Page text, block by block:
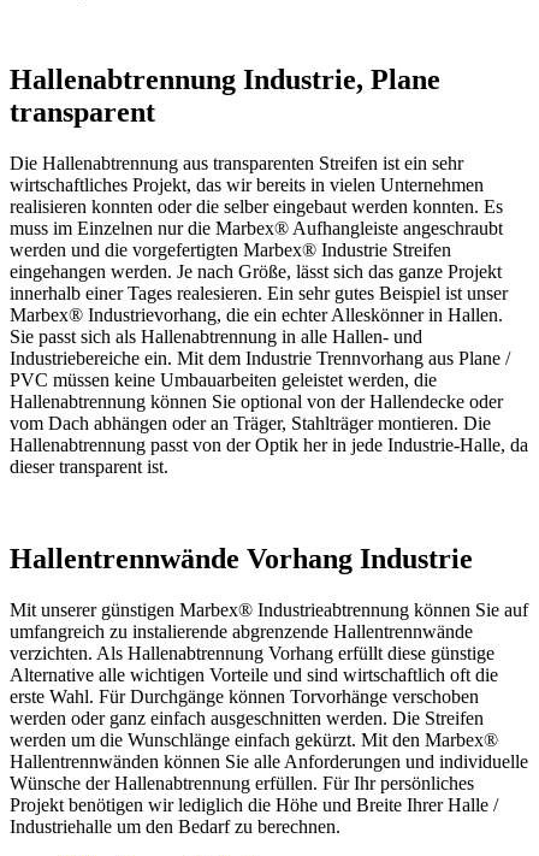
Hallenabtrennung Industrie, Plane
transparent
Die Hallenabtrennung aus transparenten Streifen ist ein sehr
wirtschaftliches Projekt, das wir bereits in vielen Unternehmen
realisieren konnten oder die selber eingebaut werden konnten. Es
muss im Einzelnen nur die Marbex® Aufhangleiste angeschraubt
werden und die vorgefertigten Marbex® Industrie Streifen
eingehangen werden. Je nach Größe, lässt sich das ganze Projekt
innerhalb einer Tages realesieren. Ein sehr gutes Beispiel ist unser
Marbex® Industrievorhang, die ein echter Alleskönner in Hallen.
Sie passt sich als Hallenabtrennung in alle Hallen- und
Industriebereiche ein. Mit dem Industrie Trennvorhang aus Plane /
PVC müssen keine Umbauarbeiten geleistet werden, die
Hallenabtrennung können Sie optional von der Hallendecke oder
vom Dach abhängen oder an Träger, Stahlträger montieren. Die
Hallenabtrennung passt von der Optik her in jede Industrie-Halle, da
dieser transparent ist.
Hallentrennwände Vorhang Industrie
Mit unserer günstigen Marbex® Industrieabtrennung können Sie auf
umfangreich zu instalierende abgrenzende Hallentrennwände
verzichten. Als Hallenabtrennung Vorhang erfüllt diese günstige
Alternative alle wichtigen Vorteile und sind wirtschaftlich oft die
erste Wahl. Für Durchgänge können Torvorhänge verschoben
werden oder ganz einfach ausgeschnitten werden. Die Streifen
werden um die Wunschlänge einfach gekürzt. Mit den Marbex®
Hallentrennwänden können Sie alle Anforderungen und individuelle
Wünsche der Hallenabtrennung erfüllen. Für Ihr persönliches
Projekt benötigen wir lediglich die Höhe und Breite Ihrer Halle /
Industriehalle um den Bedarf zu berechnen.